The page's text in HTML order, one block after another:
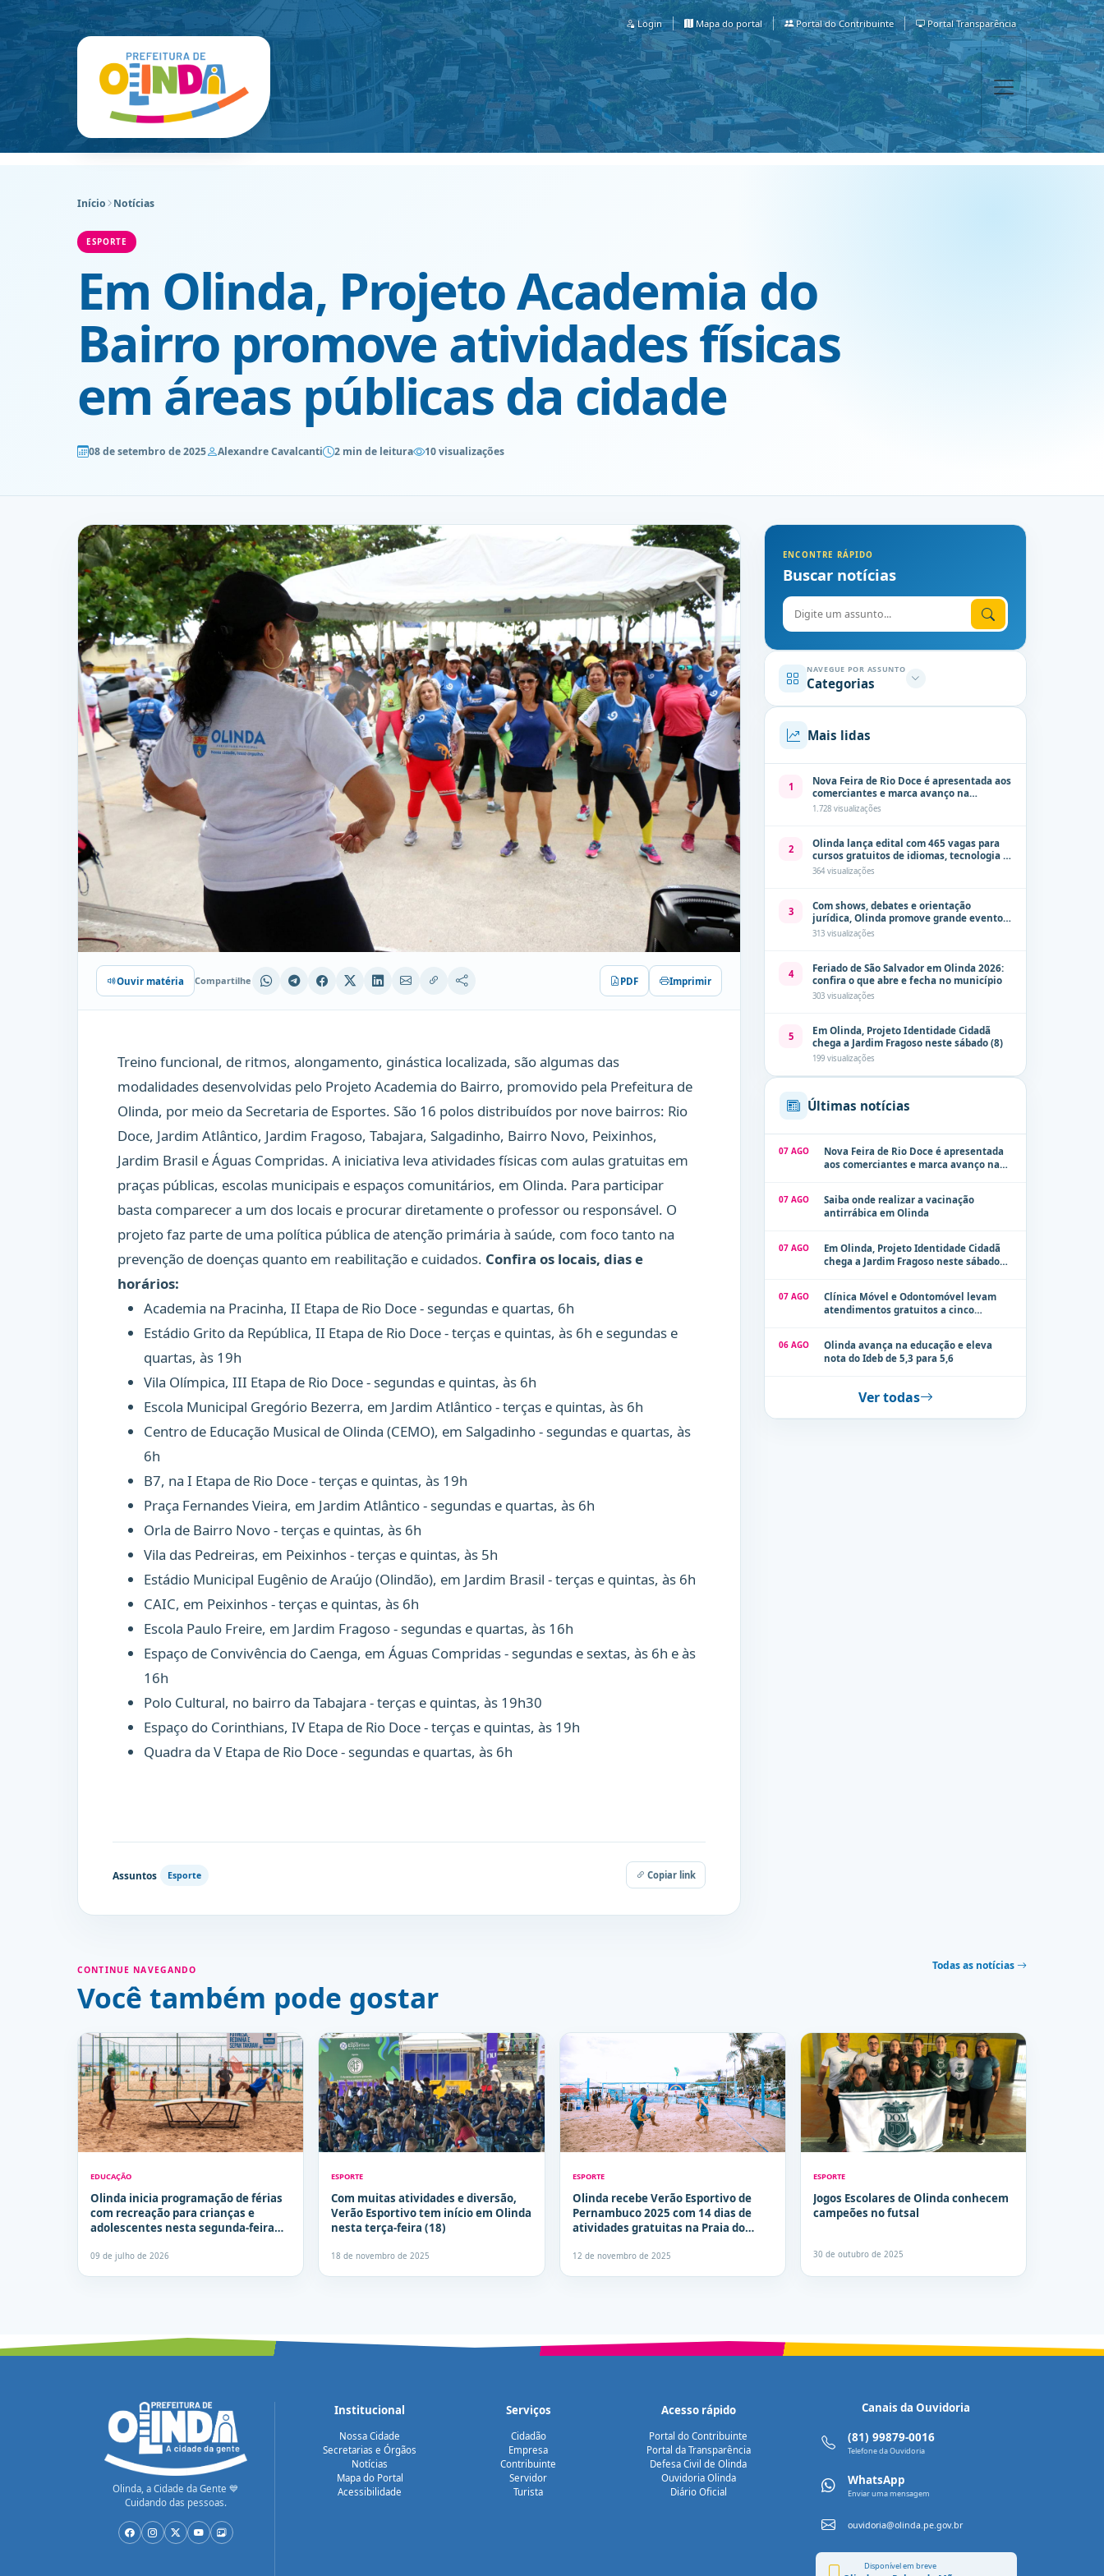
Login Mapa do portal Portal do Contribuinte Portal Transparência
Início Notícias
ESPORTE
Em Olinda, Projeto Academia do
Bairro promove atividades físicas
em áreas públicas da cidade
08 de setembro de 2025 Alexandre Cavalcanti 2 min de leitura 10 visualizações
Ouvir matéria Compartilhe PDF Imprimir
Treino funcional, de ritmos, alongamento, ginástica localizada, são algumas das
modalidades desenvolvidas pelo Projeto Academia do Bairro, promovido pela Prefeitura de
Olinda, por meio da Secretaria de Esportes. São 16 polos distribuídos por nove bairros: Rio
Doce, Jardim Atlântico, Jardim Fragoso, Tabajara, Salgadinho, Bairro Novo, Peixinhos,
Jardim Brasil e Águas Compridas. A iniciativa leva atividades físicas com aulas gratuitas em
praças públicas, escolas municipais e espaços comunitários, em Olinda. Para participar
basta comparecer a um dos locais e procurar diretamente o professor ou responsável. O
projeto faz parte de uma política pública de atenção primária à saúde, com foco tanto na
prevenção de doenças quanto em reabilitação e cuidados. Confira os locais, dias e
horários:
Academia na Pracinha, II Etapa de Rio Doce - segundas e quartas, 6h
Estádio Grito da República, II Etapa de Rio Doce - terças e quintas, às 6h e segundas e
quartas, às 19h
Vila Olímpica, III Etapa de Rio Doce - segundas e quintas, às 6h
Escola Municipal Gregório Bezerra, em Jardim Atlântico - terças e quintas, às 6h
Centro de Educação Musical de Olinda (CEMO), em Salgadinho - segundas e quartas, às
6h
B7, na I Etapa de Rio Doce - terças e quintas, às 19h
Praça Fernandes Vieira, em Jardim Atlântico - segundas e quartas, às 6h
Orla de Bairro Novo - terças e quintas, às 6h
Vila das Pedreiras, em Peixinhos - terças e quintas, às 5h
Estádio Municipal Eugênio de Araújo (Olindão), em Jardim Brasil - terças e quintas, às 6h
CAIC, em Peixinhos - terças e quintas, às 6h
Escola Paulo Freire, em Jardim Fragoso - segundas e quartas, às 16h
Espaço de Convivência do Caenga, em Águas Compridas - segundas e sextas, às 6h e às
16h
Polo Cultural, no bairro da Tabajara - terças e quintas, às 19h30
Espaço do Corinthians, IV Etapa de Rio Doce - terças e quintas, às 19h
Quadra da V Etapa de Rio Doce - segundas e quartas, às 6h
Assuntos Esporte Copiar link
ENCONTRE RÁPIDO
Buscar notícias
Digite o assunto
NAVEGUE POR ASSUNTO
Categorias
Mais lidas
1
Nova Feira de Rio Doce é apresentada aos
comerciantes e marca avanço na
modernização dos espaços públicos de
1.728 visualizações
2
Olinda lança edital com 465 vagas para
cursos gratuitos de idiomas, tecnologia e
comunicação
364 visualizações
3
Com shows, debates e orientação
jurídica, Olinda promove grande evento
de combate à violência contra a mulher
neste sábado (8)
313 visualizações
4
Feriado de São Salvador em Olinda 2026:
confira o que abre e fecha no município
303 visualizações
5
Em Olinda, Projeto Identidade Cidadã
chega a Jardim Fragoso neste sábado (8)
199 visualizações
Últimas notícias
07 AGO
Nova Feira de Rio Doce é apresentada
aos comerciantes e marca avanço na
07 AGO
Saiba onde realizar a vacinação
antirrábica em Olinda
07 AGO
Em Olinda, Projeto Identidade Cidadã
chega a Jardim Fragoso neste sábado
07 AGO
Clínica Móvel e Odontomóvel levam
atendimentos gratuitos a cinco
06 AGO
Olinda avança na educação e eleva
nota do Ideb de 5,3 para 5,6
Ver todas
CONTINUE NAVEGANDO
Você também pode gostar
Todas as notícias
EDUCAÇÃO
Olinda inicia programação de férias
com recreação para crianças e
adolescentes nesta segunda-feira
09 de julho de 2026
ESPORTE
Com muitas atividades e diversão,
Verão Esportivo tem início em Olinda
nesta terça-feira (18)
18 de novembro de 2025
ESPORTE
Olinda recebe Verão Esportivo de
Pernambuco 2025 com 14 dias de
atividades gratuitas na Praia do
12 de novembro de 2025
ESPORTE
Jogos Escolares de Olinda conhecem
campeões no futsal
30 de outubro de 2025
Olinda, a Cidade da Gente 💙
Cuidando das pessoas.
Institucional
Nossa Cidade
Secretarias e Órgãos
Notícias
Mapa do Portal
Acessibilidade
Serviços
Cidadão
Empresa
Contribuinte
Servidor
Turista
Acesso rápido
Portal do Contribuinte
Portal da Transparência
Defesa Civil de Olinda
Ouvidoria Olinda
Diário Oficial
Canais da Ouvidoria
(81) 99879-0016
Telefone da Ouvidoria
WhatsApp
Enviar uma mensagem
ouvidoria@olinda.pe.gov.br
Disponível em breve